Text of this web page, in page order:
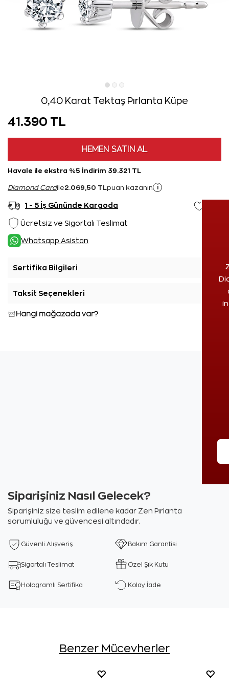
0,40 Karat Tektaş Pırlanta Küpe
41.390 TL
HEMEN SATIN AL
Havale ile ekstra %5 İndirim 39.321 TL
Diamond Cardile2.069,50 TL puan kazanın i
1 - 5 İş Gününde Kargoda
Ücretsiz ve Sigortalı Teslimat
Whatsapp Asistan
Sertifika Bilgileri
Taksit Seçenekleri
Hangi mağazada var?
Siparişiniz Nasıl Gelecek?
Siparişiniz size teslim edilene kadar Zen Pırlanta
sorumluluğu ve güvencesi altındadır.
Güvenli Alışveriş Bakım Garantisi
Sigortalı Teslimat Özel Şık Kutu
Hologramlı Sertifika Kolay İade
Benzer Mücevherler